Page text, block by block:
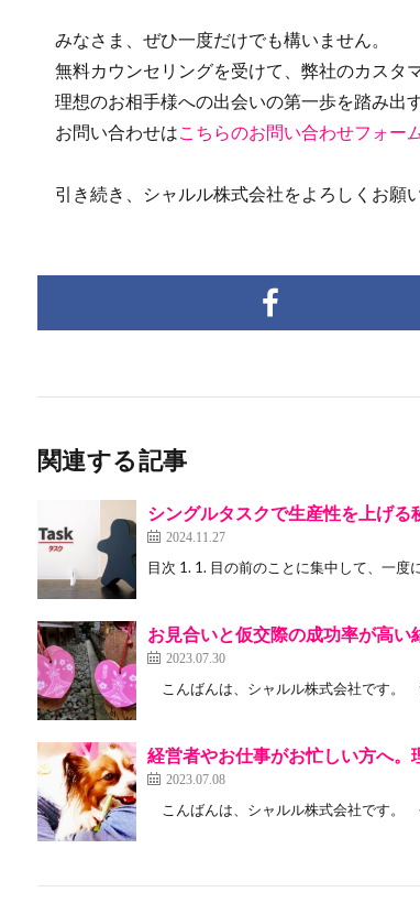
みなさま、ぜひ一度だけでも構いません。
無料カウンセリングを受けて、弊社のカスタ
理想のお相手様への出会いの第一歩を踏み出
お問い合わせはこちらのお問い合わせフォー
引き続き、シャルル株式会社をよろしくお願
関連する記事
シングルタスクで生産性を上げる
2024.11.27
目次 1. 1. 目の前のことに集中して、一
お見合いと仮交際の成功率が高い
2023.07.30
こんばんは、シャルル株式会社です。
経営者やお仕事がお忙しい方へ。
2023.07.08
こんばんは、シャルル株式会社です。